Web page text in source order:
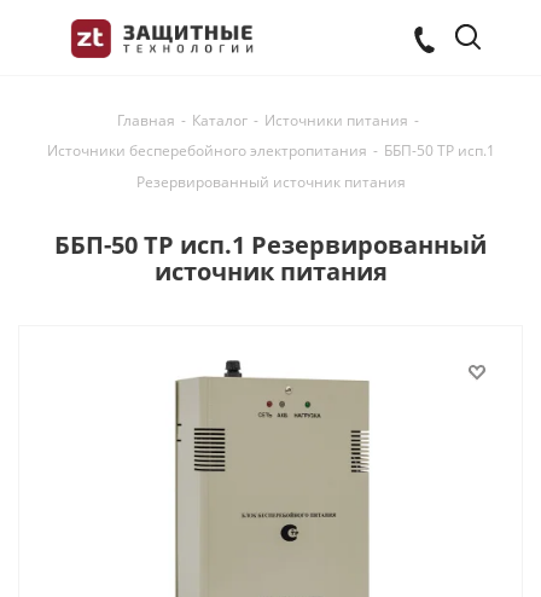
Главная - Каталог - Источники питания -
Источники бесперебойного электропитания - ББП-50 ТР исп.1
Резервированный источник питания
ББП-50 ТР исп.1 Резервированный
источник питания